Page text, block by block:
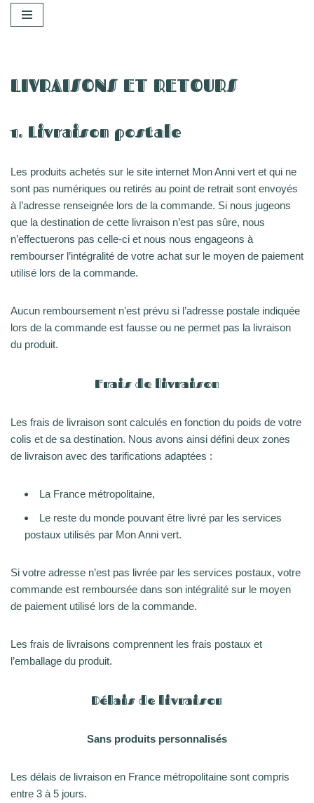
LIVRAISONS ET RETOURS
1. Livraison postale
Les produits achetés sur le site internet Mon Anni vert et qui ne
sont pas numériques ou retirés au point de retrait sont envoyés
à l’adresse renseignée lors de la commande. Si nous jugeons
que la destination de cette livraison n’est pas sûre, nous
n’effectuerons pas celle-ci et nous nous engageons à
rembourser l’intégralité de votre achat sur le moyen de paiement
utilisé lors de la commande.
Aucun remboursement n’est prévu si l’adresse postale indiquée
lors de la commande est fausse ou ne permet pas la livraison
du produit.
Frais de livraison
Les frais de livraison sont calculés en fonction du poids de votre
colis et de sa destination. Nous avons ainsi défini deux zones
de livraison avec des tarifications adaptées :
La France métropolitaine,
Le reste du monde pouvant être livré par les services
postaux utilisés par Mon Anni vert.
Si votre adresse n’est pas livrée par les services postaux, votre
commande est remboursée dans son intégralité sur le moyen
de paiement utilisé lors de la commande.
Les frais de livraisons comprennent les frais postaux et
l’emballage du produit.
Délais de livraison
Sans produits personnalisés
Les délais de livraison en France métropolitaine sont compris
entre 3 à 5 jours.